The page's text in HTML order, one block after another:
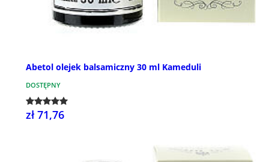
Abetol olejek balsamiczny 30 ml Kameduli
DOSTĘPNY
zł 71,76